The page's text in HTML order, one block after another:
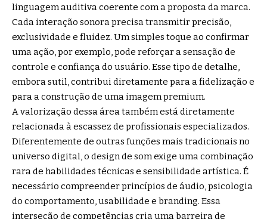
linguagem auditiva coerente com a proposta da marca.
Cada interação sonora precisa transmitir precisão,
exclusividade e fluidez. Um simples toque ao confirmar
uma ação, por exemplo, pode reforçar a sensação de
controle e confiança do usuário. Esse tipo de detalhe,
embora sutil, contribui diretamente para a fidelização e
para a construção de uma imagem premium.
A valorização dessa área também está diretamente
relacionada à escassez de profissionais especializados.
Diferentemente de outras funções mais tradicionais no
universo digital, o design de som exige uma combinação
rara de habilidades técnicas e sensibilidade artística. É
necessário compreender princípios de áudio, psicologia
do comportamento, usabilidade e branding. Essa
interseção de competências cria uma barreira de